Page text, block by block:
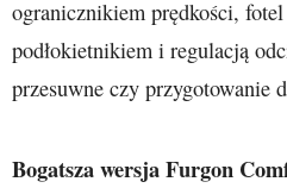
ogranicznikiem prędkości,
podłokietnikiem i regulacją
przesuwne czy przygotowanie
Bogatsza wersja Furgon